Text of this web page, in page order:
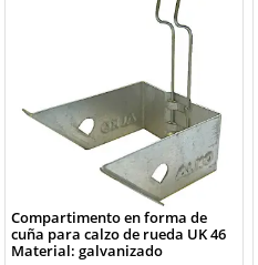
Compartimento en forma de
cuña para calzo de rueda UK 46
Material: galvanizado